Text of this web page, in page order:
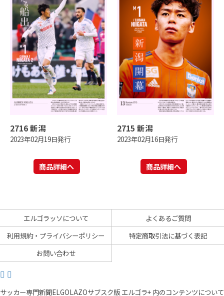
2716 新潟
2023年02月19日発行
商品詳細へ
2715 新潟
2023年02月16日発行
商品詳細へ
エルゴラッソについて
よくあるご質問
利用規約・プライバシーポリシー
特定商取引法に基づく表記
お問い合わせ
サッカー専門新聞ELGOLAZOサブスク版 エルゴラ+ 内のコンテンツについて